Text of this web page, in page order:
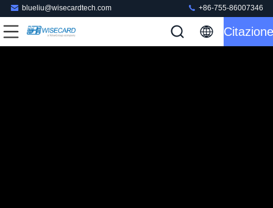
blueliu@wisecardtech.com +86-755-86007346
Citazione